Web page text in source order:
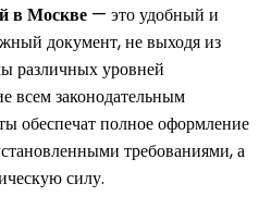
в Москве — это удобный и
документ, не выходя из
различных уровней
всем законодательным
обеспечат полное оформление
требованиями, а
силу.